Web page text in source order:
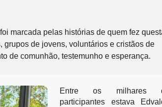
marcada pelas histórias de quem fez
grupos de jovens, voluntários e cristãos de
de comunhão, testemunho e esperança.
Entre os milhares
participantes estava